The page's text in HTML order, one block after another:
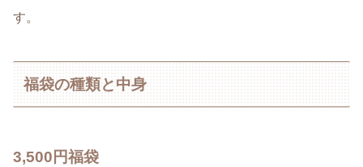
す。
福袋の種類と中身
3,500円福袋